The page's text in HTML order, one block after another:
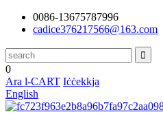
0086-13675787996
cadice376217566@163.com
0
Ara l-CART Iċċekkja
English